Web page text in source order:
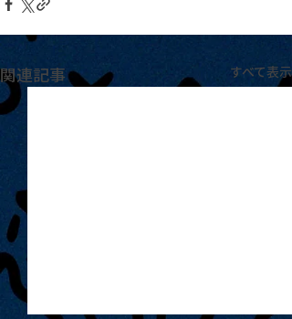
関連記事 すべて表示